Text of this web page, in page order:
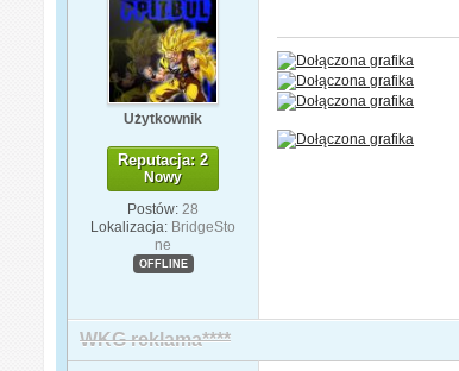
Użytkownik
Reputacja: 2
Nowy
Postów: 28
Lokalizacja: BridgeSto
ne
OFFLINE
WKG reklama****